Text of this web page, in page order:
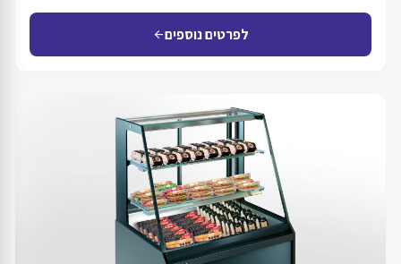
לפרטים נוספיםarrow_back